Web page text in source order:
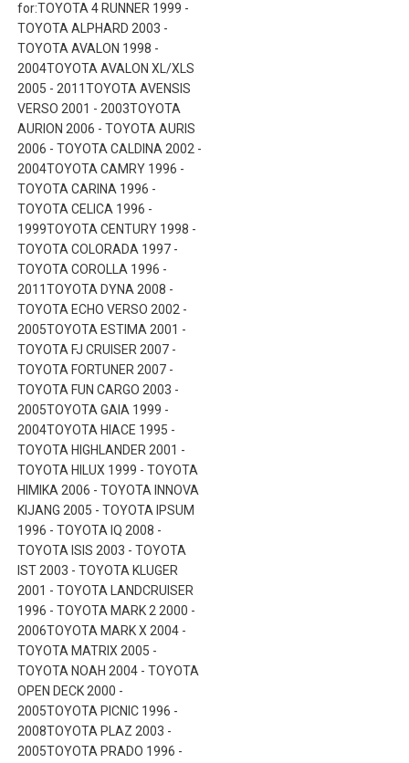
for:TOYOTA 4 RUNNER 1999 -
TOYOTA ALPHARD 2003 -
TOYOTA AVALON 1998 -
2004TOYOTA AVALON XL/XLS
2005 - 2011TOYOTA AVENSIS
VERSO 2001 - 2003TOYOTA
AURION 2006 - TOYOTA AURIS
2006 - TOYOTA CALDINA 2002 -
2004TOYOTA CAMRY 1996 -
TOYOTA CARINA 1996 -
TOYOTA CELICA 1996 -
1999TOYOTA CENTURY 1998 -
TOYOTA COLORADA 1997 -
TOYOTA COROLLA 1996 -
2011TOYOTA DYNA 2008 -
TOYOTA ECHO VERSO 2002 -
2005TOYOTA ESTIMA 2001 -
TOYOTA FJ CRUISER 2007 -
TOYOTA FORTUNER 2007 -
TOYOTA FUN CARGO 2003 -
2005TOYOTA GAIA 1999 -
2004TOYOTA HIACE 1995 -
TOYOTA HIGHLANDER 2001 -
TOYOTA HILUX 1999 - TOYOTA
HIMIKA 2006 - TOYOTA INNOVA
KIJANG 2005 - TOYOTA IPSUM
1996 - TOYOTA IQ 2008 -
TOYOTA ISIS 2003 - TOYOTA
IST 2003 - TOYOTA KLUGER
2001 - TOYOTA LANDCRUISER
1996 - TOYOTA MARK 2 2000 -
2006TOYOTA MARK X 2004 -
TOYOTA MATRIX 2005 -
TOYOTA NOAH 2004 - TOYOTA
OPEN DECK 2000 -
2005TOYOTA PICNIC 1996 -
2008TOYOTA PLAZ 2003 -
2005TOYOTA PRADO 1996 -